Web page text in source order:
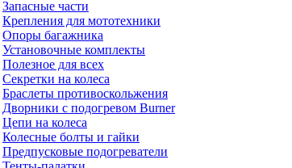
Запасные части
Крепления для мототехники
Опоры багажника
Установочные комплекты
Полезное для всех
Секретки на колеса
Браслеты противоскольжения
Дворники с подогревом Burner
Цепи на колеса
Колесные болты и гайки
Предпусковые подогреватели